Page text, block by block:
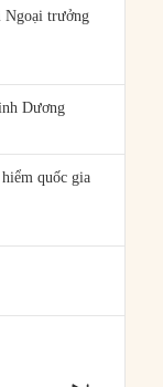
Ngoại trưởng
Dương
quốc gia